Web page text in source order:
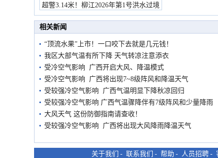
超警3.14米！柳江2026年第1号洪水过境
市民在堤岸见证汛况
相关新闻
“顶流水果”上市！一口咬下去就是几元钱！
我区大部气温有所下降 天气转凉注意添衣
受冷空气影响 广西开启大风、降温模式
受冷空气影响 广西将出现7~8级阵风和降温天气
受较强冷空气影响 广西气温明显下降秋凉回归
受较强冷空气影响 广西气温骤降伴有7级阵风和少量降雨
大风天气 这份防御指南请查收！
受较强冷空气影响 广西将出现大风降雨降温天气
关于我们 - 联系我们 - 帮助 - 人员招聘 -